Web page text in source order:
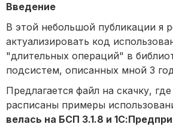
Введение
В этой небольшой публикации я
актуализировать код
"длительных операций" в
подсистем, описанных мной 3
Предлагается файл на скачку,
расписаны примеры
велась на БСП 3.1.8 и